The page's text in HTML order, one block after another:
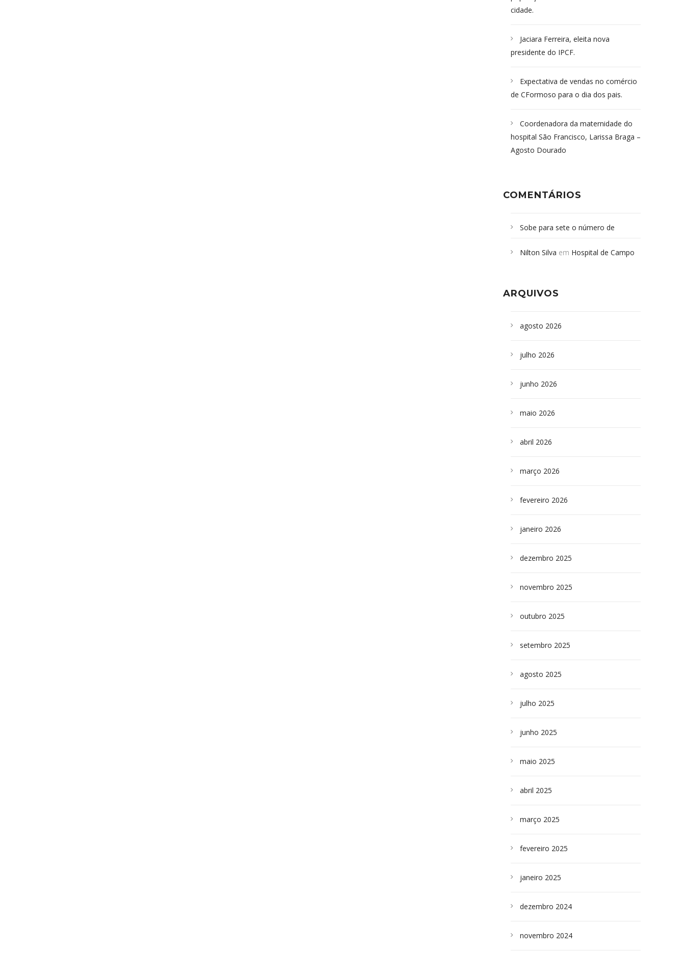
cidade.
Jaciara Ferreira, eleita nova
presidente do IPCF.
Expectativa de vendas no comércio
de CFormoso para o dia dos pais.
Coordenadora da maternidade do
hospital São Francisco, Larissa Braga –
Agosto Dourado
COMENTÁRIOS
Sobe para sete o número de
desabamento em São Paulo - Revista
sepultados em SP
Nilton Silva em Hospital de Campo
ARQUIVOS
agosto 2026
julho 2026
junho 2026
maio 2026
abril 2026
março 2026
fevereiro 2026
janeiro 2026
dezembro 2025
novembro 2025
outubro 2025
setembro 2025
agosto 2025
julho 2025
junho 2025
maio 2025
abril 2025
março 2025
fevereiro 2025
janeiro 2025
dezembro 2024
novembro 2024